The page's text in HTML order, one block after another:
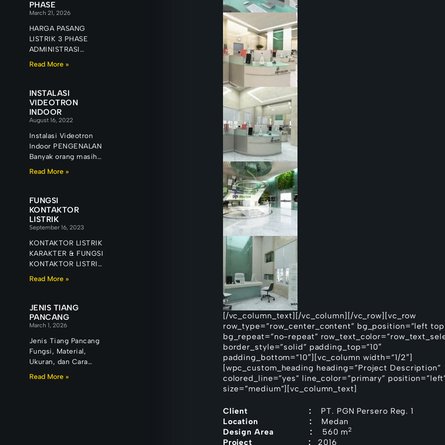
PHASE
March 21, 2026
HARGA PASANG
LISTRIK 3 PHASE
ADMINISTRASI
Banyak pemilik
listrik 3 phase setelah
mengalami masalah
seperti listrik
Read More »
INSTALASI
VIDEOTRON
INDOOR
August 16, 2022
Instalasi Videotron
Indoor PENGENALAN
Banyak orang masih
menganggap bahwa
showroom, ruang
pameran, maupun
auditorium
Read More »
FUNGSI
KONTAKTOR
LISTRIK
September 16, 2023
KONTAKTOR LISTRIK
KARAKTER & FUNGSI
KONTAKTOR LISTRIK
Banyak orang
cukup untuk
menghidupkan atau
mematikan peralatan
Read More »
JENIS TIANG
PANCANG
March 1, 2026
Jenis Tiang Pancang
Fungsi, Material,
Ukuran, dan Cara
Memilih yang Tepat
Read More »
[/vc_column_text][/vc_column][/vc_row][vc_row
row_type=”row_center_content” bg_position=”left
bg_repeat=”no-repeat”
border_style=”solid” padding_top=”10″
padding_bottom=”10″][vc_column width=”1/2″]
[wpc_custom_heading heading=”Project Description”
colored_line=”yes” line_color=”primary”
size=”medium”][vc_column_text]
Client : PT. PGN Persero Reg. 1
Location : Medan
Design Area : 560 m2
Project : 2016